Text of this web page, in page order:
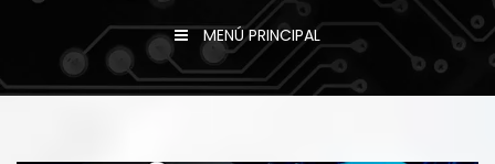
MENÚ PRINCIPAL